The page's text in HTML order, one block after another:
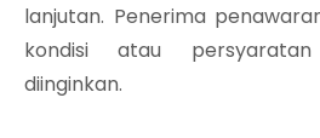
lanjutan. Penerima
kondisi atau
diinginkan.